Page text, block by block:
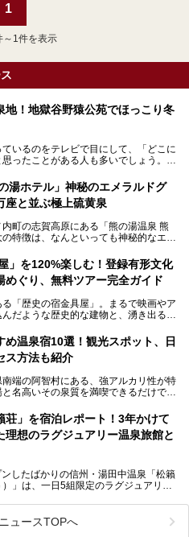
1
～1件を表示
地！地獄谷野猿公苑でほっこり冬
いるのをテレビで目にして、「どこに
ったことがある人も多いでしょう。
は、長野県にある「地獄谷野猿公苑」で
生のサルが雪景色の中で温泉に浸かる姿
す。
猿公苑の魅力や見どころ、サルと温泉
辺の観光スポットについて紹介しま
観察する貴重な自然体験と温泉をあわせ
ひ参考にしてください。
湯ホテル」神秘のエメラルドグ
座と並ぶ極上硫黄泉
町の志賀高原にある「熊の湯温泉 熊
特徴は、なんといっても神秘的なエメ
も多い温泉です。冬はスキーと一緒に楽
を紹介します。
」を120%楽しむ！登録有形文化
めぐり、無料ツアー完全ガイド
「歴史の宿金具屋」。まるで映画やア
だような歴史的な建物と、湧き出る温
いですよね。この記事では、金具屋での
するための「楽しみ方」を徹底的にご
め温泉宿10選！観光スポット、日
ス方法も紹介
端の阿智村にある、強アルカリ性が特
名高いその泉質を満喫できるだけでな
どの観光スポットや、信州名物のおや
ポットなど、観光を楽しむにはぴった
ります。
泉での滞在を充実させる宿泊施設や日
載の観光・グルメスポットに加え、ア
します。
荘」を宿泊レポート！3年かけて
理想のラグジュアリー温泉旅館と
したばかりの信州・湯田中温泉「松籟
」は、一日5組限定のラグジュアリー
非日常感が味わえます。また宿泊者は
や」の大浴場「桃山風呂」や共同浴場の
用ができます。
ュースTOPへ